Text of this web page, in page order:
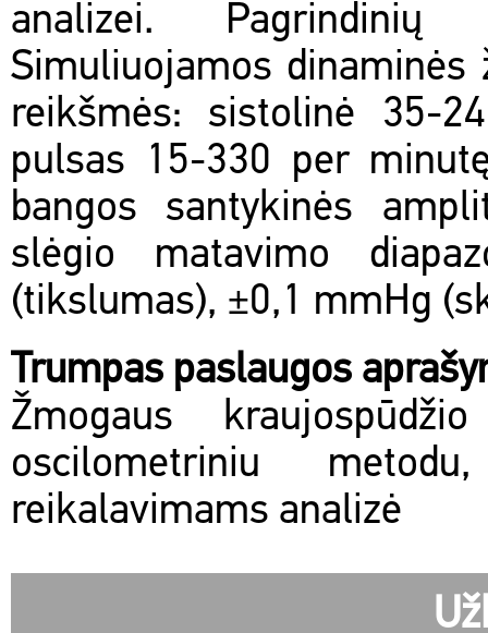
analizei. Pagrindinių
Simuliuojamos dinaminės
reikšmės: sistolinė 35-
pulsas 15-330 per
bangos santykinės
slėgio matavimo
(tikslumas), ±0,1 mmHg
Trumpas paslaugos
Žmogaus
oscilometriniu
reikalavimams analizė